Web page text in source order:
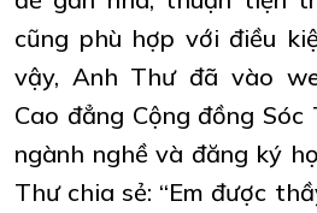
cũng phù hợp với điều
vậy, Anh Thư đã vào
Cao đẳng Cộng đồng
ngành nghề và đăng ký
Thư chia sẻ: “Em được